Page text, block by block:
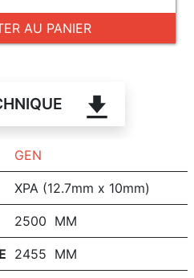
AU PANIER
GEN
XPA (12.7mm x 10mm)
2500 MM
2455 MM